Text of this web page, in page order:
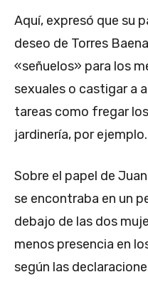
Aquí, expresó que su
deseo de Torres
«señuelos» para los
sexuales o castigar a
tareas como fregar
jardinería, por ejemplo.
Sobre el papel de
se encontraba en un
debajo de las dos
menos presencia en
según las